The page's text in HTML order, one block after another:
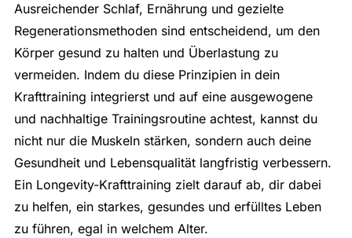
Ausreichender Schlaf, Ernährung und gezielte
Regenerationsmethoden sind entscheidend, um den
Körper gesund zu halten und Überlastung zu
vermeiden. Indem du diese Prinzipien in dein
Krafttraining integrierst und auf eine ausgewogene
und nachhaltige Trainingsroutine achtest, kannst du
nicht nur die Muskeln stärken, sondern auch deine
Gesundheit und Lebensqualität langfristig verbessern.
Ein Longevity-Krafttraining zielt darauf ab, dir dabei
zu helfen, ein starkes, gesundes und erfülltes Leben
zu führen, egal in welchem Alter.